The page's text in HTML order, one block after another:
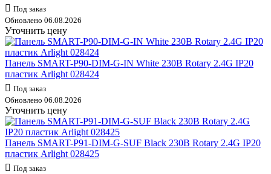
Под заказ
Обновлено 06.08.2026
Уточнить цену
Панель SMART-P90-DIM-G-IN White 230В Rotary 2.4G IP20
пластик Arlight 028424
Под заказ
Обновлено 06.08.2026
Уточнить цену
Панель SMART-P91-DIM-G-SUF Black 230В Rotary 2.4G IP20
пластик Arlight 028425
Под заказ